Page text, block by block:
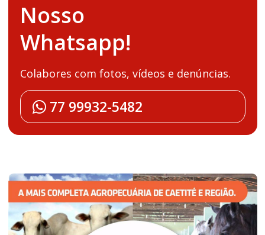
Nosso
Whatsapp!
Colabores com fotos, vídeos e denúncias.
77 99932-5482